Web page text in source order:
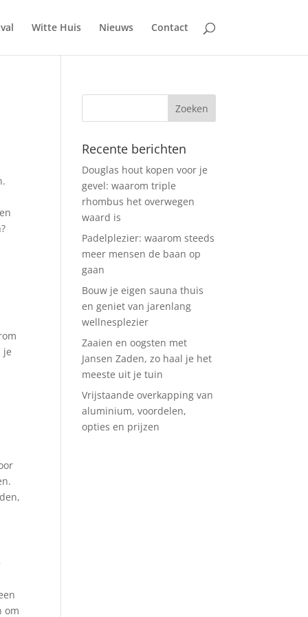
Witte Huis Nieuws Contact
je
om
Recente berichten
Douglas hout kopen voor je
gevel: waarom triple
rhombus het overwegen
waard is
Padelplezier: waarom steeds
meer mensen de baan op
gaan
Bouw je eigen sauna thuis
en geniet van jarenlang
wellnesplezier
Zaaien en oogsten met
Jansen Zaden, zo haal je het
meeste uit je tuin
Vrijstaande overkapping van
aluminium, voordelen,
opties en prijzen